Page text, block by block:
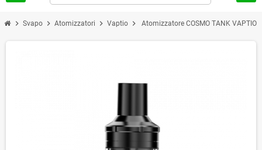
chevron_right Svapo chevron_right Atomizzatori chevron_right Vaptio chevron_right Atomizzatore COSMO TANK VAPTIO